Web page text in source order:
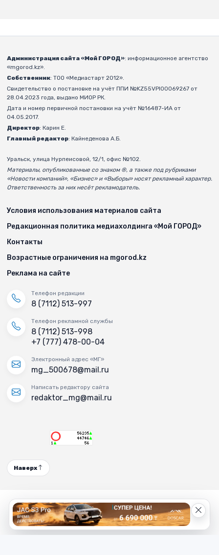
Администрация сайта «Мой ГОРОД»: информационное агентство
«mgorod.kz».
Собственник: ТОО «Медиастарт 2012».
Свидетельство о постановке на учёт ППИ №KZ55VPI00069267 от
28.04.2023 года, выдано МИОР РК.
Дата и номер первичной постановки на учёт №16487-ИА от
04.05.2017.
Директор: Карин Е.
Главный редактор: Кайнеденова А.Б.
Уральск, улица Нурпеисовой, 12/1, офис №102.
Материалы, опубликованные со знаком ®, а также под рубриками
«Новости компаний», «Бизнес» и «Выборы» носят рекламный характер.
Ответственность за них несёт рекламодатель.
Условия использования материалов сайта
Редакционная политика медиахолдинга «Мой ГОРОД»
Контакты
Возрастные ограничения на mgorod.kz
Реклама на сайте
Телефон редакции
8 (7112) 513-997
Телефон рекламной службы
8 (7112) 513-998
+7 (777) 478-00-04
Электронный адрес «МГ»
mg_500678@mail.ru
Написать редактору сайта
redaktor_mg@mail.ru
Наверх